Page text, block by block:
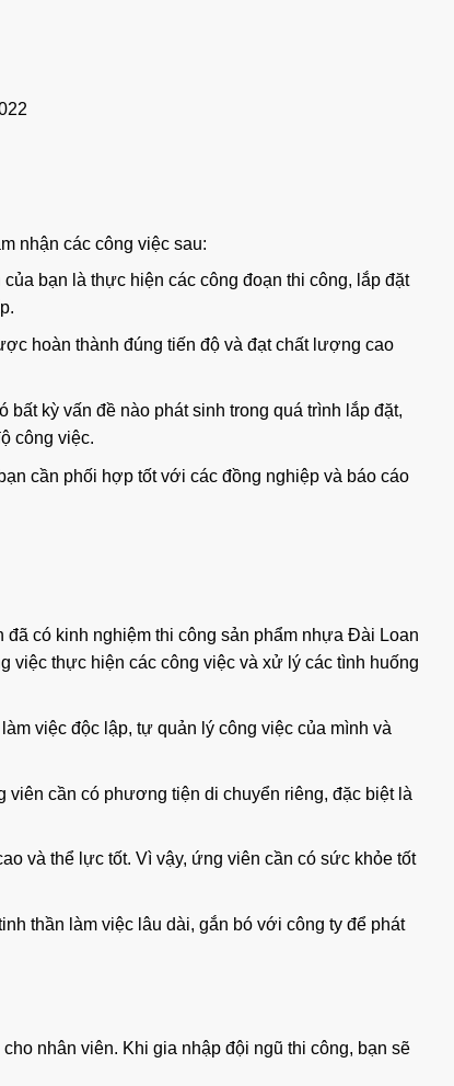
nhận các công việc sau:
của bạn là thực hiện các công đoạn thi công, lắp đặt
hoàn thành đúng tiến độ và đạt chất lượng cao
bất kỳ vấn đề nào phát sinh trong quá trình lắp đặt,
công việc.
cần phối hợp tốt với các đồng nghiệp và báo cáo
có kinh nghiệm thi công sản phẩm nhựa Đài Loan
việc thực hiện các công việc và xử lý các tình huống
việc độc lập, tự quản lý công việc của mình và
cần có phương tiện di chuyển riêng, đặc biệt là
và thể lực tốt. Vì vậy, ứng viên cần có sức khỏe tốt
thần làm việc lâu dài, gắn bó với công ty để phát
nhân viên. Khi gia nhập đội ngũ thi công, bạn sẽ